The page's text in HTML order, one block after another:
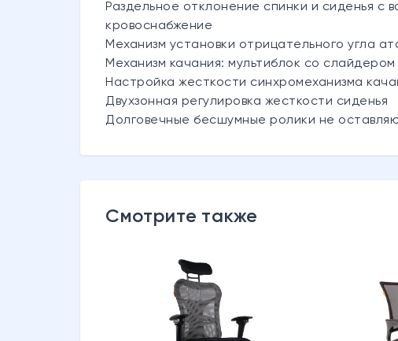
Раздельное отклонение спинки и сиденья с
кровоснабжение
Механизм установки отрицательного угла
Механизм качания: мультиблок со слайдером
Настройка жесткости синхромеханизма
Двухзонная регулировка жесткости сиденья
Долговечные бесшумные ролики не
Смотрите также